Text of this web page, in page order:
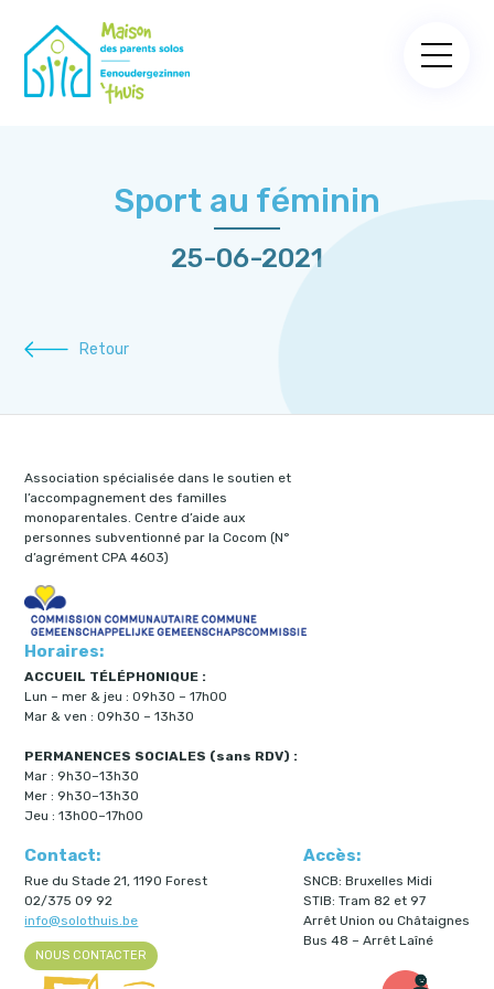
Sport au féminin
25-06-2021
Retour
Association spécialisée dans le soutien et
l’accompagnement des familles
monoparentales. Centre d’aide aux
personnes subventionné par la Cocom (N°
d’agrément CPA 4603)
Horaires:
ACCUEIL TÉLÉPHONIQUE :
Lun – mer & jeu : 09h30 – 17h00
Mar & ven : 09h30 – 13h30
PERMANENCES SOCIALES (sans RDV) :
Mar : 9h30–13h30
Mer : 9h30–13h30
Jeu : 13h00–17h00
Contact:
Rue du Stade 21, 1190 Forest
02/375 09 92
info@solothuis.be
NOUS CONTACTER
Accès:
SNCB: Bruxelles Midi
STIB: Tram 82 et 97
Arrêt Union ou Châtaignes
Bus 48 – Arrêt Laîné